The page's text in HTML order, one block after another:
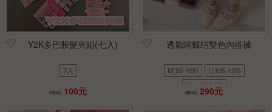
Y2K多巴胺髮夾組(七入)
7入
150元 100元
透氣蝴蝶结雙色內搭褲
M(95-105)
L(105-120)
XL(120-135)
390元 290元